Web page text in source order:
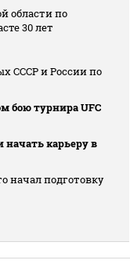
области по
30 лет
СССР и России по
бою турнира UFC
карьеру в
начал подготовку